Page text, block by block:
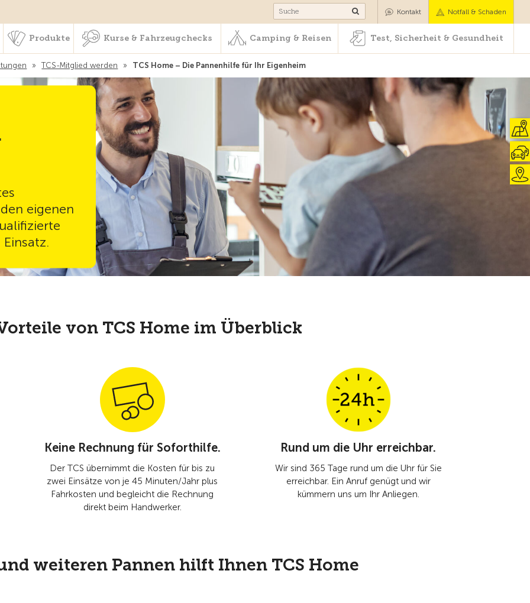
Camping & Reisen Test, Sicherheit & Gesundheit
Kontakt Notfall & Schaden
Produkte Kurse & Fahrzeugchecks Camping & Reisen Test, Sicherheit & Gesundheit
» TCS-Mitglied werden » TCS Home – Die Pannenhilfe für Ihr Eigenheim
eigenen
von TCS Home im Überblick
Keine Rechnung für Soforthilfe.
Der TCS übernimmt die Kosten für bis zu
zwei Einsätze von je 45 Minuten/Jahr plus
Fahrkosten und begleicht die Rechnung
direkt beim Handwerker.
Rund um die Uhr erreichbar.
Wir sind 365 Tage rund um die Uhr für Sie
erreichbar. Ein Anruf genügt und wir
kümmern uns um Ihr Anliegen.
weiteren Pannen hilft Ihnen TCS Home